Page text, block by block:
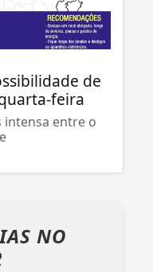
de
feira
intensa entre o
NO